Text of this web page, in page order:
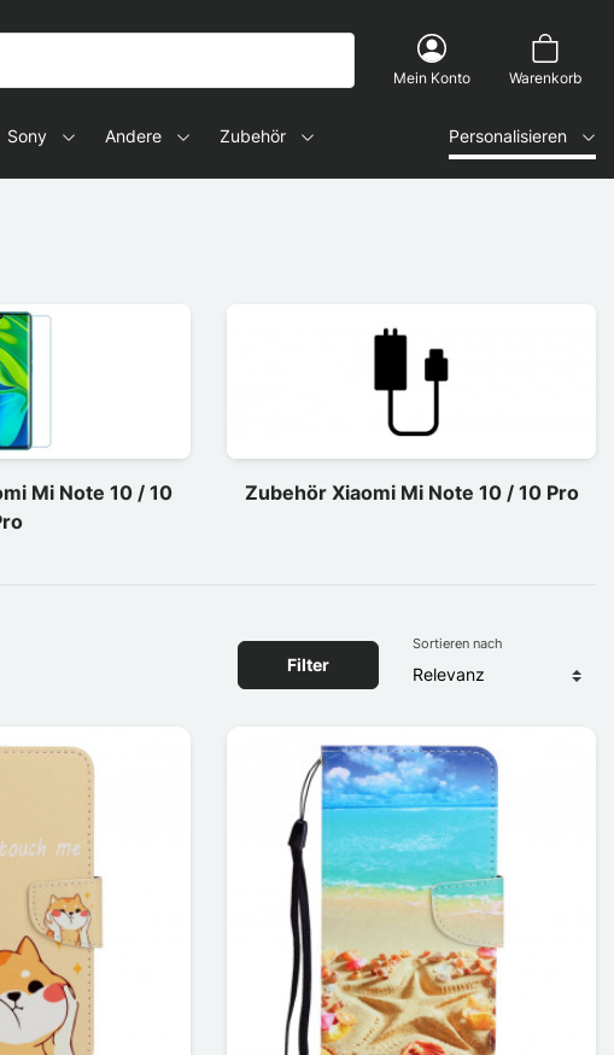
Mein Konto Warenkorb
Sony Andere Zubehör Personalisieren
Mi Note 10 / 10
Zubehör Xiaomi Mi Note 10 / 10 Pro
Filter
Sortieren nach